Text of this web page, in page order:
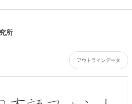
所
アウトラインデータ